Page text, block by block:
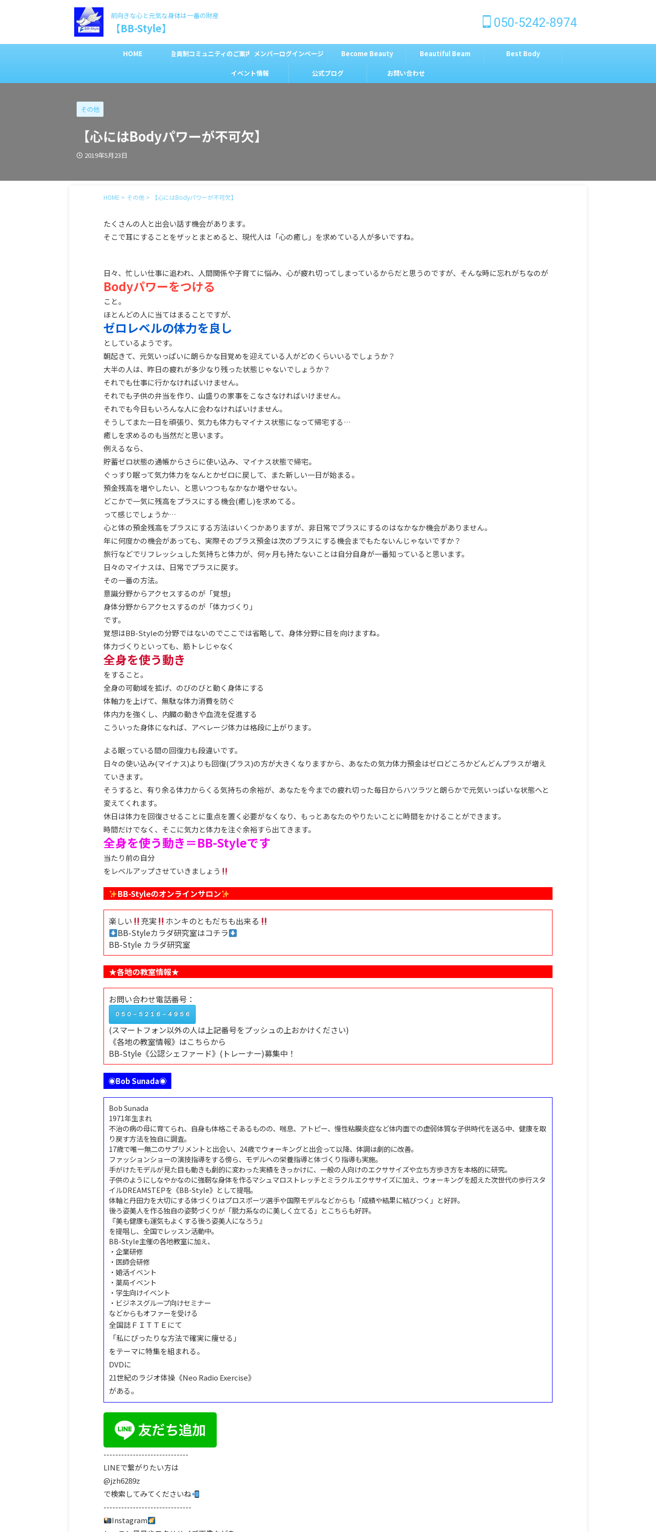
前向きな心と元気な身体は一番の財産
【BB-Style】 050-5242-8974
HOME 会員制コミュニティのご案内 メンバーログインページ Become Beauty Beautiful Beam Best Body
イベント情報 公式ブログ お問い合わせ
その他
【心にはBodyパワーが不可欠】
2019年5月23日
HOME > その他 > 【心にはBodyパワーが不可欠】
たくさんの人と出会い話す機会があります。
そこで耳にすることをザッとまとめると、現代人は「心の癒し」を求めている人が多いですね。
日々、忙しい仕事に追われ、人間関係や子育てに悩み、心が疲れ切ってしまっているからだと思うのですが、そんな時に忘れがちなのが
Bodyパワーをつける
こと。
ほとんどの人に当てはまることですが、
ゼロレベルの体力を良し
としているようです。
朝起きて、元気いっぱいに朗らかな目覚めを迎えている人がどのくらいいるでしょうか？
大半の人は、昨日の疲れが多少なり残った状態じゃないでしょうか？
それでも仕事に行かなければいけません。
それでも子供の弁当を作り、山盛りの家事をこなさなければいけません。
それでも今日もいろんな人に会わなければいけません。
そうしてまた一日を頑張り、気力も体力もマイナス状態になって帰宅する…
癒しを求めるのも当然だと思います。
例えるなら、
貯蓄ゼロ状態の通帳からさらに使い込み、マイナス状態で帰宅。
ぐっすり眠って気力体力をなんとかゼロに戻して、また新しい一日が始まる。
預金残高を増やしたい、と思いつつもなかなか増やせない。
どこかで一気に残高をプラスにする機会(癒し)を求めてる。
って感じでしょうか…
心と体の預金残高をプラスにする方法はいくつかありますが、非日常でプラスにするのはなかなか機会がありません。
年に何度かの機会があっても、実際そのプラス預金は次のプラスにする機会までもたないんじゃないですか？
旅行などでリフレッシュした気持ちと体力が、何ヶ月も持たないことは自分自身が一番知っていると思います。
日々のマイナスは、日常でプラスに戻す。
その一番の方法。
意識分野からアクセスするのが「覚想」
身体分野からアクセスするのが「体力づくり」
です。
覚想はBB-Styleの分野ではないのでここでは省略して、身体分野に目を向けますね。
体力づくりといっても、筋トレじゃなく
全身を使う動き
をすること。
全身の可動域を拡げ、のびのびと動く身体にする
体軸力を上げて、無駄な体力消費を防ぐ
体内力を強くし、内臓の動きや血流を促進する
こういった身体になれば、アベレージ体力は格段に上がります。
よる眠っている間の回復力も段違いです。
日々の使い込み(マイナス)よりも回復(プラス)の方が大きくなりますから、あなたの気力体力預金はゼロどころかどんどんプラスが増え
ていきます。
そうすると、有り余る体力からくる気持ちの余裕が、あなたを今までの疲れ切った毎日からハツラツと朗らかで元気いっぱいな状態へと
変えてくれます。
休日は体力を回復させることに重点を置く必要がなくなり、もっとあなたのやりたいことに時間をかけることができます。
時間だけでなく、そこに気力と体力を注ぐ余裕すら出てきます。
全身を使う動き＝BB-Styleです
当たり前の自分
をレベルアップさせていきましょう
BB-Styleのオンラインサロン
楽しい 充実
ホンキのともだちも出来る
BB-Styleカラダ研究室はコチラ
BB-Style カラダ研究室
★各地の教室情報★
お問い合わせ電話番号：
０５０－５２１６－４９５６
(スマートフォン以外の人は上記番号をプッシュの上おかけください)
《各地の教室情報》はこちらから
BB-Style《公認シェファード》(トレーナー)募集中！
◉Bob Sunada◉
Bob Sunada
1971年生まれ
不治の病の母に育てられ、自身も体格こそあるものの、喘息、アトピー、慢性粘膜炎症など体内面での虚弱体質な子供時代を送る中、健康を取
り戻す方法を独自に調査。
17歳で唯一無二のサプリメントと出会い、24歳でウォーキングと出会って以降、体調は劇的に改善。
ファッションショーの演技指導をする傍ら、モデルへの栄養指導と体づくり指導も実施。
手がけたモデルが見た目も動きも劇的に変わった実績をきっかけに、一般の人向けのエクササイズや立ち方歩き方を本格的に研究。
子供のようにしなやかなのに強靭な身体を作るマシュマロストレッチとミラクルエクササイズに加え、ウォーキングを超えた次世代の歩行スタ
イルDREAMSTEPを《BB-Style》として提唱。
体軸と丹田力を大切にする体づくりはプロスポーツ選手や国際モデルなどからも「成績や結果に結びつく」と好評。
後ろ姿美人を作る独自の姿勢づくりが「脱力系なのに美しく立てる」とこちらも好評。
『美も健康も運気もよくする後ろ姿美人になろう』
を提唱し、全国でレッスン活動中。
BB-Style主催の各地教室に加え、
・企業研修
・医師会研修
・婚活イベント
・薬局イベント
・学生向けイベント
・ビジネスグループ向けセミナー
などからもオファーを受ける
全国誌ＦＩＴＴＥにて
「私にぴったりな方法で確実に痩せる」
をテーマに特集を組まれる。
DVDに
21世紀のラジオ体操《Neo Radio Exercise》
がある。
-----------------------------
LINEで繋がりたい方は
@jzh6289z
で検索してみてくださいね
------------------------------
Instagram